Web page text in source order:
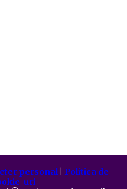
personal| Politica de
uri